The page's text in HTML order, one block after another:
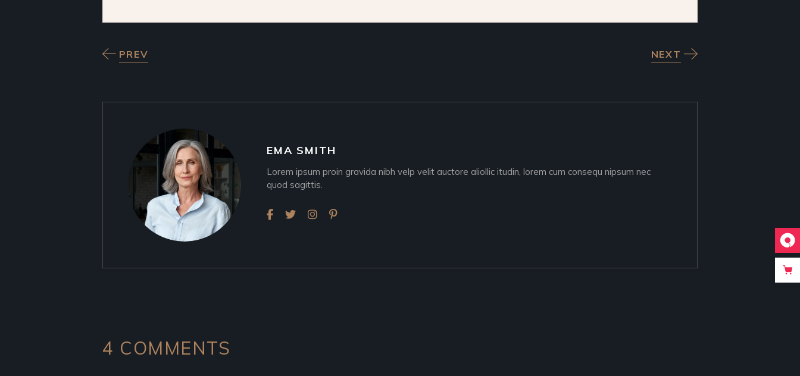
PREV NEXT
EMA SMITH
Lorem ipsum proin gravida nibh velp velit auctore aliollic itudin, lorem cum consequ nipsum nec
quod sagittis.
4 COMMENTS